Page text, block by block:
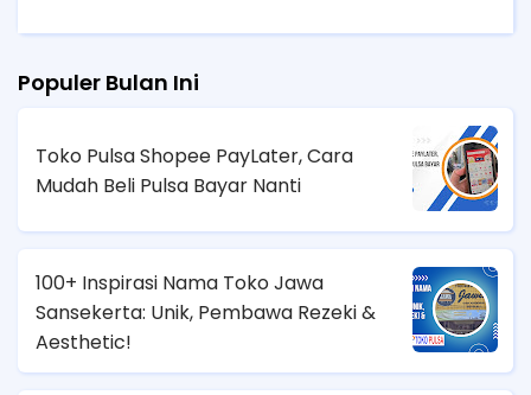
Populer Bulan Ini
Toko Pulsa Shopee PayLater, Cara
Mudah Beli Pulsa Bayar Nanti
100+ Inspirasi Nama Toko Jawa
Sansekerta: Unik, Pembawa Rezeki &
Aesthetic!